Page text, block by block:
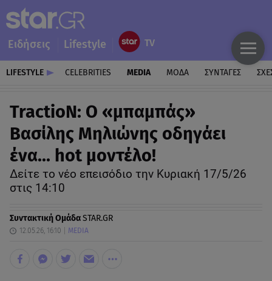
Ειδήσεις Lifestyle
LIFESTYLE CELEBRITIES MEDIA ΜΟΔΑ ΣΥΝΤΑΓΕΣ
TractioN: Ο «μπαμπάς»
Βασίλης Μηλιώνης οδηγάει
ένα... hot μοντέλο!
Δείτε το νέο επεισόδιο την Κυριακή 17/5/26
στις 14:10
Συντακτική ΟμάδαSTAR.GR
12.05.26, 16:10 MEDIA